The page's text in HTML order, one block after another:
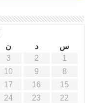
س
د ن
1
2
3
8
9
10
15
16
17
22
23
24